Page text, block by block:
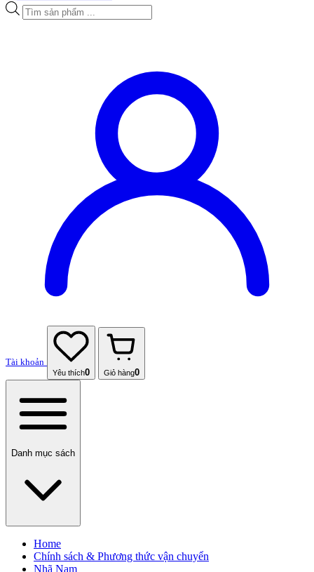
Tìm
kiếm
Tài khoản
Yêu thích0 Giỏ hàng0
Danh mục sách
Home
Chính sách & Phương thức vận chuyển
Nhã Nam